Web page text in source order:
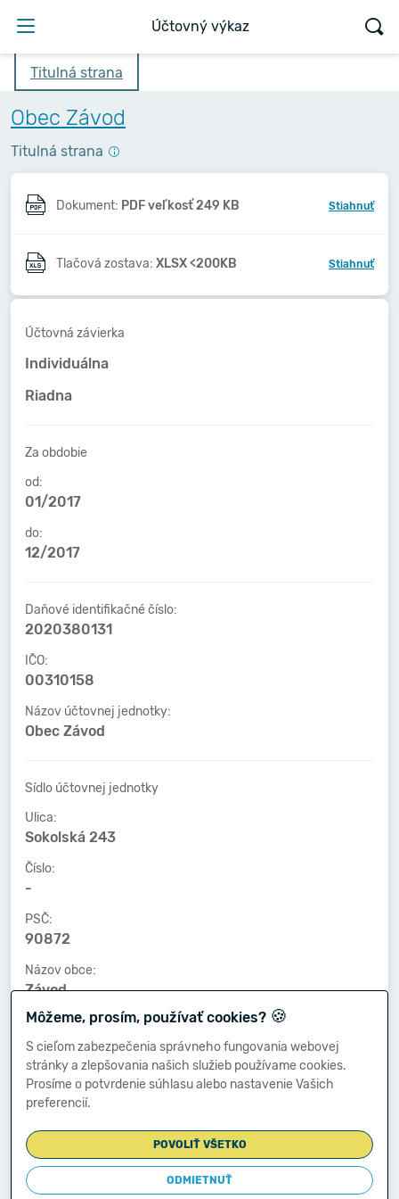
Účtovný výkaz
Titulná strana
Obec Závod
Titulná strana
Dokument: PDF veľkosť 249 KB Stiahnuť
Tlačová zostava: XLSX <200KB Stiahnuť
Účtovná závierka
Individuálna
Riadna
Za obdobie
od:
01/2017
do:
12/2017
Daňové identifikačné číslo:
2020380131
IČO:
00310158
Názov účtovnej jednotky:
Obec Závod
Sídlo účtovnej jednotky
Ulica:
Sokolská 243
Číslo:
-
PSČ:
90872
Názov obce:
Závod
Číslo telefónu:
-
Číslo faxu:
-
-
Môžeme, prosím, používať cookies? 🍪
S cieľom zabezpečenia správneho fungovania webovej
stránky a zlepšovania našich služieb používame cookies.
Prosíme o potvrdenie súhlasu alebo nastavenie Vašich
preferencií.
POVOLIŤ VŠETKO
ODMIETNUŤ